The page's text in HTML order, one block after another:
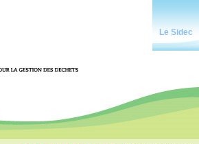
Le Sidec